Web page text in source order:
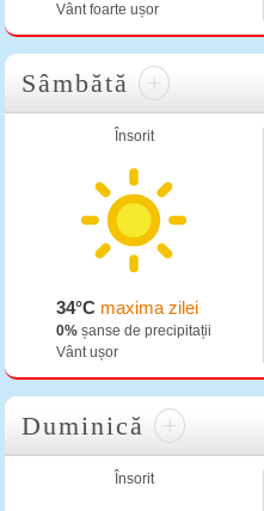
Vânt foarte ușor
Sâmbătă +
Însorit
34°C maxima zilei
0% șanse de precipitații
Vânt ușor
Duminică +
Însorit